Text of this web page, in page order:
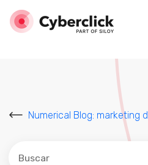
Numerical Blog: marketing
Este es un campo de